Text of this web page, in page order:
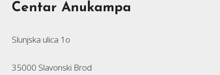
Centar Anukampa
Slunjska ulica 1o
35000 Slavonski Brod